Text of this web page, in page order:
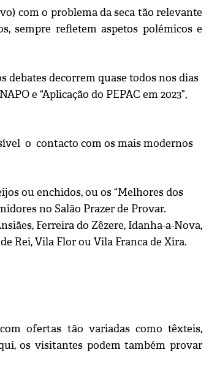
com o problema da seca tão relevante
sempre refletem aspetos polémicos e
debates decorrem quase todos nos dias
e “Aplicação do PEPAC em 2023”,
o contacto com os mais modernos
ou enchidos, ou os “Melhores dos
no Salão Prazer de Provar.
Ferreira do Zêzere, Idanha-a-Nova,
Rei, Vila Flor ou Vila Franca de Xira.
ofertas tão variadas como têxteis,
os visitantes podem também provar